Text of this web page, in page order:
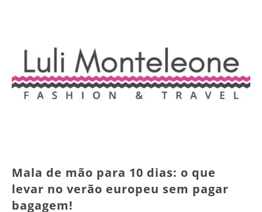
Mala de mão para 10 dias: o que
levar no verão europeu sem pagar
bagagem!